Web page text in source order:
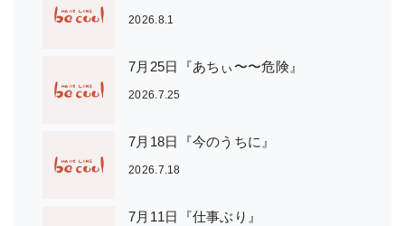
2026.8.1
7月25日『あちぃ〜〜危険』
2026.7.25
7月18日『今のうちに』
2026.7.18
7月11日『仕事ぶり』